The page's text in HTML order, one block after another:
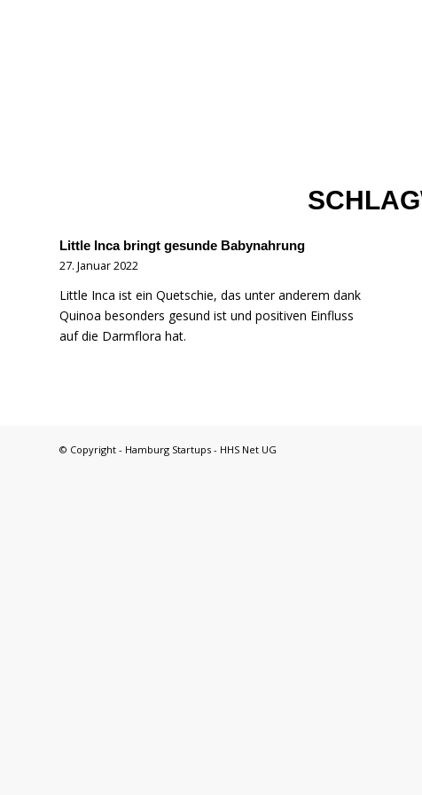
Little Inca bringt gesunde Babynahrung
27. Januar 2022
Little Inca ist ein Quetschie, das unter anderem dank
Quinoa besonders gesund ist und positiven Einfluss
auf die Darmflora hat.
© Copyright - Hamburg Startups - HHS Net UG